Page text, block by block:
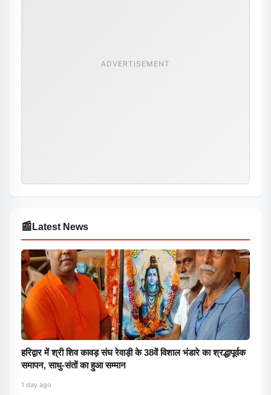
ADVERTISEMENT
📰 Latest News
हरिद्वार में श्री शिव कावड़ संघ रेवाड़ी के 38वें विशाल भंडारे का श्रद्धापूर्वक
समापन, साधु-संतों का हुआ सम्मान
1 day ago